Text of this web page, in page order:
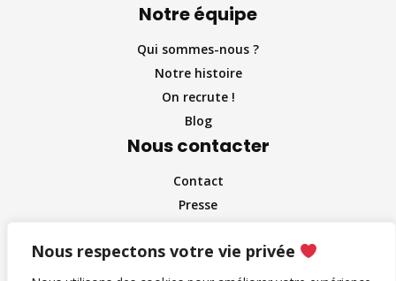
Nous respectons votre vie privée
Notre équipe
Qui sommes-nous ?
Notre histoire
On recrute !
Blog
Nous contacter
Contact
Presse
Influenceurs